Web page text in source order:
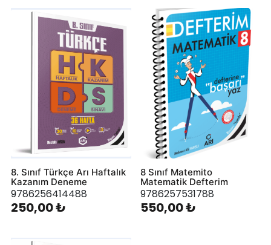
8. Sınıf Türkçe Arı Haftalık
Kazanım Deneme
9786256414488
250,00 ₺
8 Sınıf Matemito
Matematik Defterim
9786257531788
550,00 ₺